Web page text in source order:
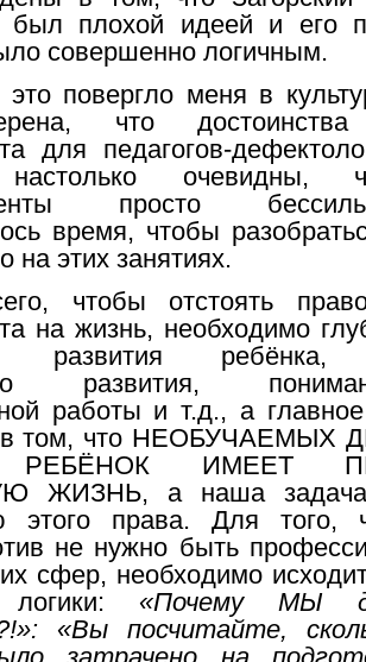
был плохой идеей и его
совершенно логичным.
это повергло меня в
что достоинства
для педагогов-
настолько очевидны,
просто
время, чтобы
на этих занятиях.
чтобы отстоять право
на жизнь, необходимо
развития ребёнка,
развития,
работы и т.д., а
в том, что НЕОБУЧАЕМЫХ
РЕБЁНОК ИМЕЕТ
ЖИЗНЬ, а наша задача
этого права. Для того,
не нужно быть
сфер, необходимо
логики: «Почему МЫ
«Вы посчитайте,